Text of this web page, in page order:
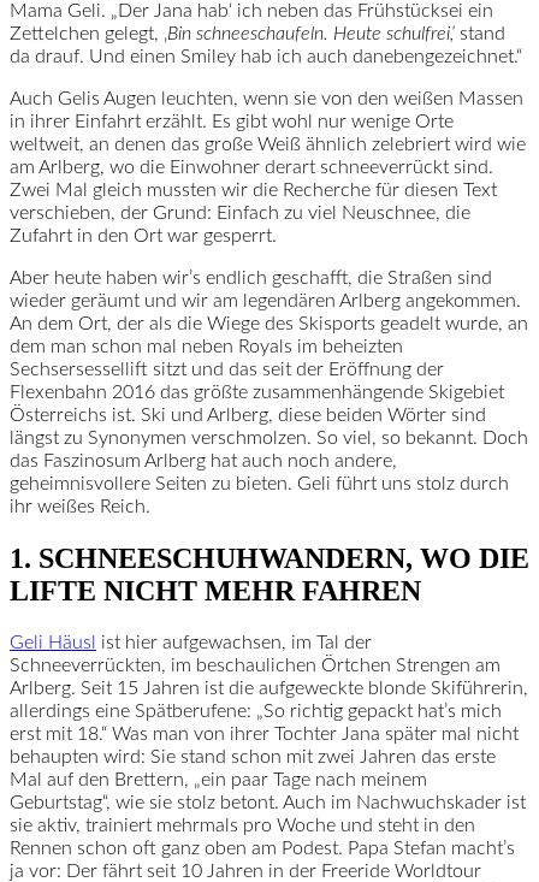
Mama Geli. „Der Jana hab‘ ich neben das Frühstücksei ein
Zettelchen gelegt, ‚Bin schneeschaufeln. Heute schulfrei,‘ stand
da drauf. Und einen Smiley hab ich auch danebengezeichnet.“
Auch Gelis Augen leuchten, wenn sie von den weißen Massen
in ihrer Einfahrt erzählt. Es gibt wohl nur wenige Orte
weltweit, an denen das große Weiß ähnlich zelebriert wird wie
am Arlberg, wo die Einwohner derart schneeverrückt sind.
Zwei Mal gleich mussten wir die Recherche für diesen Text
verschieben, der Grund: Einfach zu viel Neuschnee, die
Zufahrt in den Ort war gesperrt.
Aber heute haben wir’s endlich geschafft, die Straßen sind
wieder geräumt und wir am legendären Arlberg angekommen.
An dem Ort, der als die Wiege des Skisports geadelt wurde, an
dem man schon mal neben Royals im beheizten
Sechsersessellift sitzt und das seit der Eröffnung der
Flexenbahn 2016 das größte zusammenhängende Skigebiet
Österreichs ist. Ski und Arlberg, diese beiden Wörter sind
längst zu Synonymen verschmolzen. So viel, so bekannt. Doch
das Faszinosum Arlberg hat auch noch andere,
geheimnisvollere Seiten zu bieten. Geli führt uns stolz durch
ihr weißes Reich.
1. SCHNEESCHUHWANDERN, WO DIE
LIFTE NICHT MEHR FAHREN
Geli Häusl
ist hier aufgewachsen, im Tal der
Schneeverrückten, im beschaulichen Örtchen Strengen am
Arlberg. Seit 15 Jahren ist die aufgeweckte blonde Skiführerin,
allerdings eine Spätberufene: „So richtig gepackt hat’s mich
erst mit 18.“ Was man von ihrer Tochter Jana später mal nicht
behaupten wird: Sie stand schon mit zwei Jahren das erste
Mal auf den Brettern, „ein paar Tage nach meinem
Geburtstag“, wie sie stolz betont. Auch im Nachwuchskader ist
sie aktiv, trainiert mehrmals pro Woche und steht in den
Rennen schon oft ganz oben am Podest. Papa Stefan macht’s
ja vor: Der fährt seit 10 Jahren in der Freeride Worldtour